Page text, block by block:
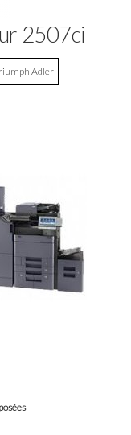
2507ci
Adler